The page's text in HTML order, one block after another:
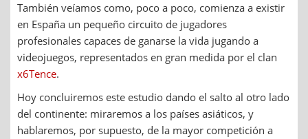
También veíamos como, poco a poco, comienza a existir
en España un pequeño circuito de jugadores
profesionales capaces de ganarse la vida jugando a
videojuegos, representados en gran medida por el clan
x6Tence.
Hoy concluiremos este estudio dando el salto al otro lado
del continente: miraremos a los países asiáticos, y
hablaremos, por supuesto, de la mayor competición a